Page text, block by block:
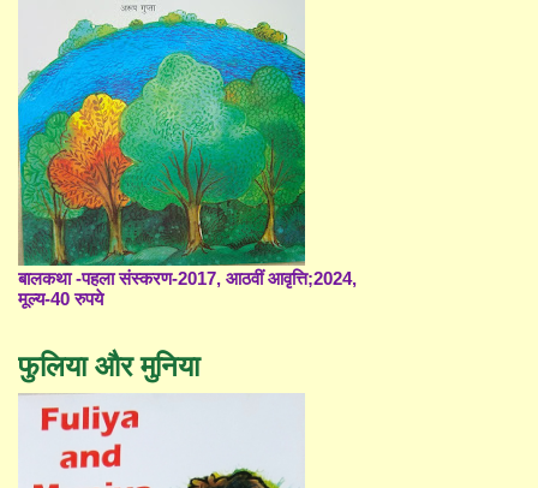
बालकथा -पहला संस्करण-2017, आठवीं आवृत्ति;2024,
मूल्य-40 रुपये
फुलिया और मुनिया